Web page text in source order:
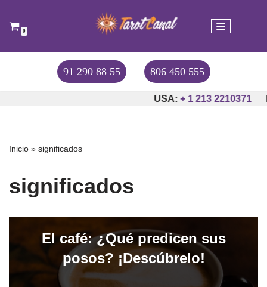
Saltar
0
91 290 88 55 806 450 555
USA:+ 1 213 2210371
Inicio » significados
significados
El café: ¿Qué predicen sus
posos? ¡Descúbrelo!